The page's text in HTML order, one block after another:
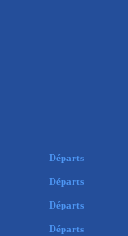
Départs
Départs
Départs
Départs